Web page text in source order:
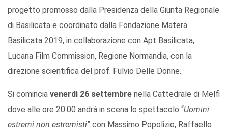
progetto promosso dalla Presidenza della Giunta Regionale
di Basilicata e coordinato dalla Fondazione Matera
Basilicata 2019, in collaborazione con Apt Basilicata,
Lucana Film Commission, Regione Normandia, con la
direzione scientifica del prof. Fulvio Delle Donne.
Si comincia venerdì 26 settembre nella Cattedrale di Melfi
dove alle ore 20.00 andrà in scena lo spettacolo “Uomini
estremi non estremisti” con Massimo Popolizio, Raffaello